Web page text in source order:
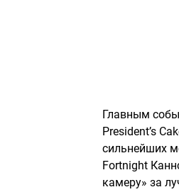
Главным
President’s
сильнейших
Fortnight
камеру» за